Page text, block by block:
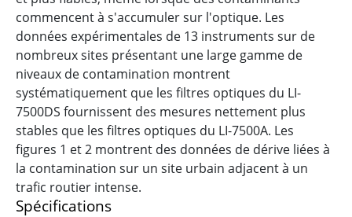
commencent à s'accumuler sur l'optique. Les
données expérimentales de 13 instruments sur de
nombreux sites présentant une large gamme de
niveaux de contamination montrent
systématiquement que les filtres optiques du LI-
7500DS fournissent des mesures nettement plus
stables que les filtres optiques du LI-7500A. Les
figures 1 et 2 montrent des données de dérive liées à
la contamination sur un site urbain adjacent à un
trafic routier intense.
Spécifications